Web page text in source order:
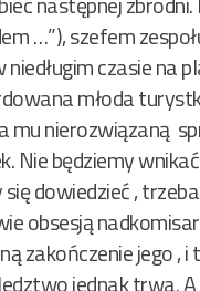
…”), szefem
czasie na
młoda
nierozwiązaną
Nie będziemy
dowiedzieć ,
obsesją
zakończenie jego ,
jednak trwa. A